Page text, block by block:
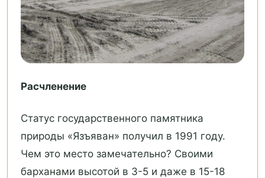
Расчленение
Статус государственного памятника
природы «Язъяван» получил в 1991 году.
Чем это место замечательно? Своими
барханами высотой в 3-5 и даже в 15-18